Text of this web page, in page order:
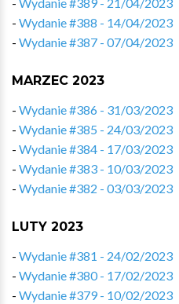
- Wydanie #388 - 14/04/2023
- Wydanie #387 - 07/04/2023
MARZEC 2023
- Wydanie #386 - 31/03/2023
- Wydanie #385 - 24/03/2023
- Wydanie #384 - 17/03/2023
- Wydanie #383 - 10/03/2023
- Wydanie #382 - 03/03/2023
LUTY 2023
- Wydanie #381 - 24/02/2023
- Wydanie #380 - 17/02/2023
- Wydanie #379 - 10/02/2023